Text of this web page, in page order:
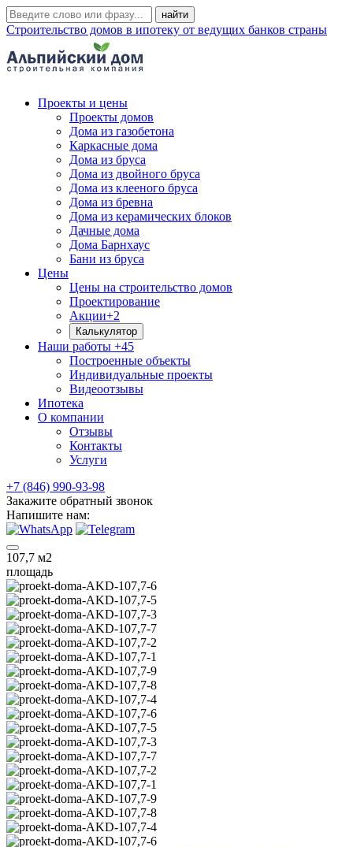
Строительство домов в ипотеку от ведущих банков страны
Проекты и цены
Проекты домов
Дома из газобетона
Каркасные дома
Дома из бруса
Дома из двойного бруса
Дома из клееного бруса
Дома из бревна
Дома из керамических блоков
Дачные дома
Дома Барнхаус
Бани из бруса
Цены
Цены на строительство домов
Проектирование
Акции+2
Калькулятор
Наши работы +45
Построенные объекты
Индивидуальные проекты
Видеоотзывы
Ипотека
О компании
Отзывы
Контакты
Услуги
+7 (846) 990-93-98
Закажите обратный звонок
Напишите нам:
107,7 м2
площадь